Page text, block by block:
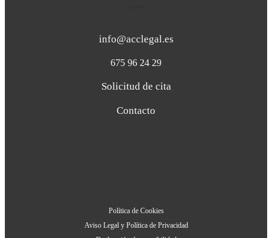
info@acclegal.es
675 96 24 29
Solicitud de cita
Contacto
Política de Cookies
Aviso Legal y Política de Privacidad